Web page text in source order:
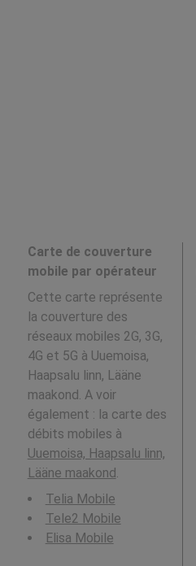
Carte de couverture
mobile par opérateur
Cette carte représente
la couverture des
réseaux mobiles 2G, 3G,
4G et 5G à Uuemoisa,
Haapsalu linn, Lääne
maakond. A voir
également : la carte des
débits mobiles à
Uuemoisa, Haapsalu linn,
Lääne maakond
Telia Mobile
Tele2 Mobile
Elisa Mobile